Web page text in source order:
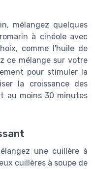
mélangez quelques
à cinéole avec
comme l'huile de
ce mélange sur votre
pour stimuler la
la croissance des
au moins 30 minutes
une cuillère à
cuillères à soupe de